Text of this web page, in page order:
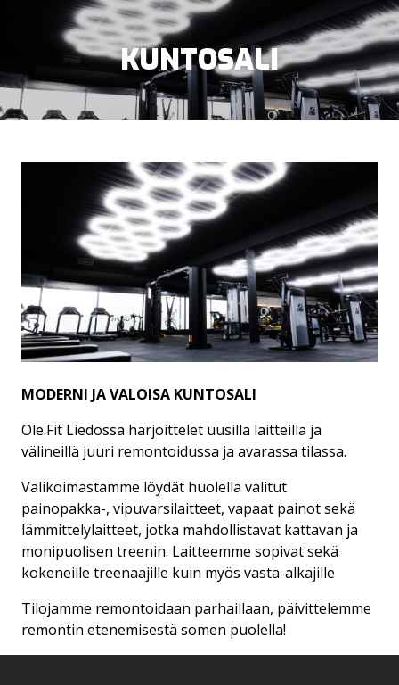
KUNTOSALI
MODERNI JA VALOISA KUNTOSALI
Ole.Fit Liedossa harjoittelet uusilla laitteilla ja
välineillä juuri remontoidussa ja avarassa tilassa.
Valikoimastamme löydät huolella valitut
painopakka-, vipuvarsilaitteet, vapaat painot sekä
lämmittelylaitteet, jotka mahdollistavat kattavan ja
monipuolisen treenin. Laitteemme sopivat sekä
kokeneille treenaajille kuin myös vasta-alkajille
Tilojamme remontoidaan parhaillaan, päivittelemme
remontin etenemisestä somen puolella!
KUNTOSALI
OHJATUT TUNNIT
PERSONAL TRAINING
LAPSIPARKKI
LIIKUNTARAHOILLA MAKSAMINEN